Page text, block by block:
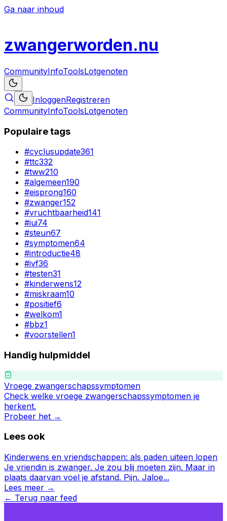
Ga naar inhoud
zwangerworden.nu
CommunityInfoToolsLotgenoten
InloggenRegistreren
CommunityInfoToolsLotgenoten
Populaire tags
#cyclusupdate361
#ttc332
#tww210
#algemeen190
#eisprong160
#zwanger152
#vruchtbaarheid141
#iui74
#steun67
#symptomen64
#introductie48
#ivf36
#testen31
#kinderwens12
#miskraam10
#positief6
#welkom1
#bbz1
#voorstellen1
Handig hulpmiddel
Vroege zwangerschapssymptomen
Check welke vroege zwangerschapssymptomen je
herkent.
Probeer het →
Lees ook
Kinderwens en vriendschappen: als paden uiteen lopen
Je vriendin is zwanger. Je zou blij moeten zijn. Maar in
plaats daarvan voel je afstand. Pijn. Jaloe...
Lees meer →
← Terug naar feed